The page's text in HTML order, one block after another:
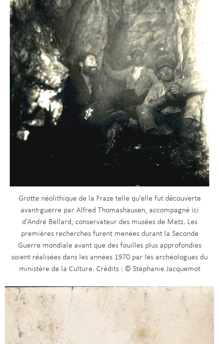
Grotte néolithique de la Fraze telle qu'elle fut découverte
avant-guerre par Alfred Thomashausen, accompagné ici
d'André Bellard, conservateur des musées de Metz. Les
premières recherches furent menées durant la Seconde
Guerre mondiale avant que des fouilles plus approfondies
soient réalisées dans les années 1970 par les archéologues du
ministère de la Culture. Crédits : © Stéphanie Jacquemot